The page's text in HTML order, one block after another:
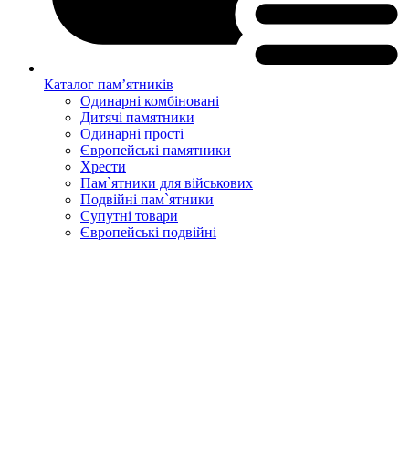
Каталог пам’ятників
Одинарні комбіновані
Дитячі памятники
Одинарні прості
Європейські памятники
Хрести
Пам`ятники для військових
Подвійні пам`ятники
Супутні товари
Європейські подвійні